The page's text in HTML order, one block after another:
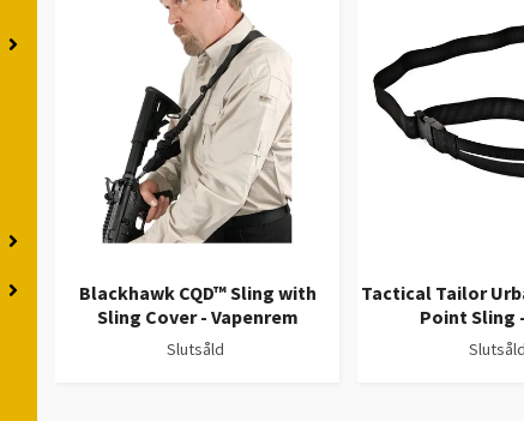
Blackhawk CQD™ Sling with
Sling Cover - Vapenrem
Slutsåld
Tactical Tailor
Point Sling
Slutsåld